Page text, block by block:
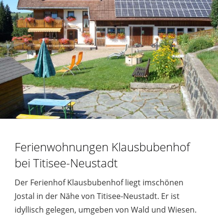
Ferienwohnungen Klausbubenhof
bei Titisee-Neustadt
Der Ferienhof Klausbubenhof liegt imschönen
Jostal in der Nähe von Titisee-Neustadt. Er ist
idyllisch gelegen, umgeben von Wald und Wiesen.